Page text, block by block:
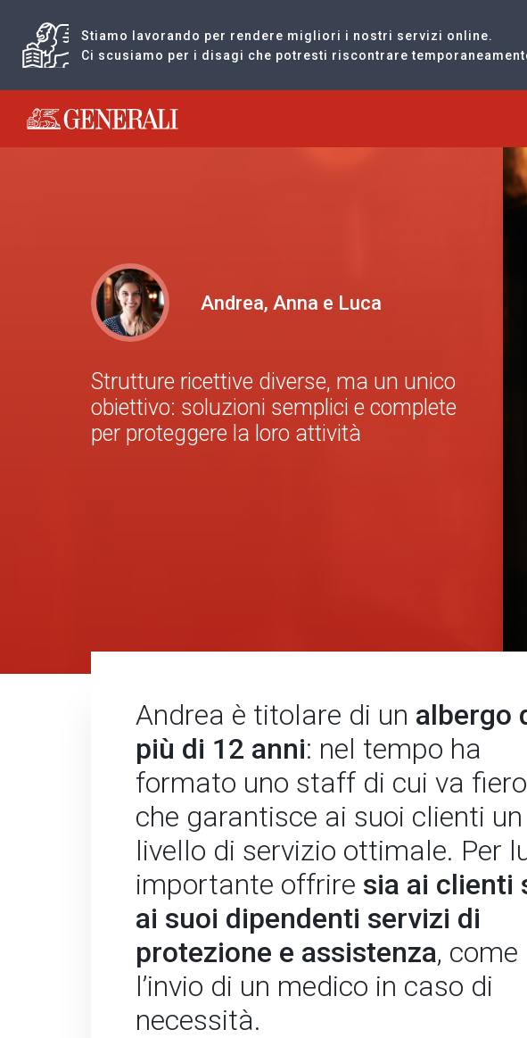
Stiamo lavorando per rendere migliori i nostri servizi online.
Ci scusiamo per i disagi che potresti riscontrare
Generali logo
Andrea, Anna e Luca
Strutture ricettive diverse, ma un unico
obiettivo: soluzioni semplici e complete
per proteggere la loro attività
Andrea è titolare di un albergo
più di 12 anni: nel tempo ha
formato uno staff di cui va
che garantisce ai suoi clienti un
livello di servizio ottimale. Per
importante offrire sia ai clienti
ai suoi dipendenti servizi di
protezione e assistenza, come
l’invio di un medico in caso di
necessità.